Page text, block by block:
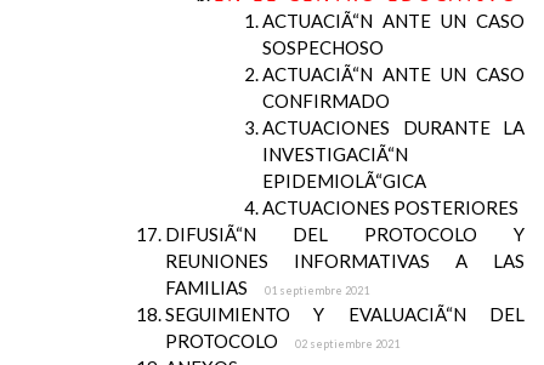
ACTUACIÃ“N ANTE UN CASO
SOSPECHOSO
ACTUACIÃ“N ANTE UN CASO
CONFIRMADO
ACTUACIONES DURANTE LA
INVESTIGACIÃ“N
EPIDEMIOLÃ“GICA
ACTUACIONES POSTERIORES
DIFUSIÃ“N DEL PROTOCOLO Y
REUNIONES INFORMATIVAS A LAS
FAMILIAS
01 septiembre 2021
SEGUIMIENTO Y EVALUACIÃ“N DEL
PROTOCOLO
02 septiembre 2021